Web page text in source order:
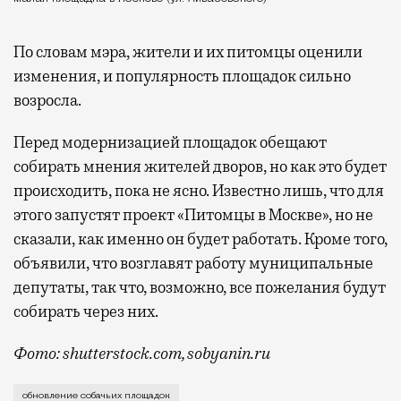
По словам мэра, жители и их питомцы оценили
изменения, и популярность площадок сильно
возросла.
Перед модернизацией площадок обещают
собирать мнения жителей дворов, но как это будет
происходить, пока не ясно. Известно лишь, что для
этого запустят проект «Питомцы в Москве», но не
сказали, как именно он будет работать. Кроме того,
объявили, что возглавят работу муниципальные
депутаты, так что, возможно, все пожелания будут
собирать через них.
Фото: shutterstock.com, sobyanin.ru
Обсуждать замену старых площадок на новые
обновление собачьих площадок